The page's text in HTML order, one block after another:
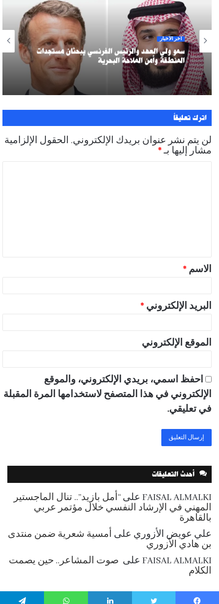
آخر الأخبار
سمو ولي العهد والرئيس الفرنسي يبحثان مستجدات
المنطقة وأمن الملاحة البحرية
اترك تعليقاً
لن يتم نشر عنوان بريدك الإلكتروني. الحقول الإلزامية
مشار إليها بـ*
ق
*
الاسم *
البريد الإلكتروني *
الموقع الإلكتروني
احفظ اسمي، بريدي الإلكتروني، والموقع
الإلكتروني في هذا المتصفح لاستخدامها المرة المقبلة
في تعليقي.
أحدث التعليقات
FAISAL ALMALKI على “أمل بازيد”.. تنال الماجستير
المهني في الإرشاد النفسي خلال مؤتمر عربي
بالقاهرة
علي عويض الأزوري على أمسية شعرية ضمن منتدى
بن هادي الأزوري
FAISAL ALMALKI على صوت المشاعر.. حين يصمت
الكلام